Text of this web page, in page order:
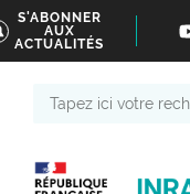
S'ABONNER
AUX
ACTUALITÉS